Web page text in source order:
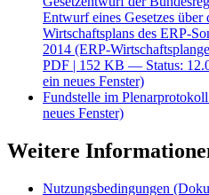
Entwurf eines Gesetzes über
Wirtschaftsplans des ERP-
2014 (ERP-
PDF | 152 KB — Status:
ein neues Fenster)
Fundstelle im Plenarprotokoll
neues Fenster)
Weitere
Nutzungsbedingungen